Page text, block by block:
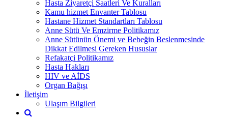
Hasta Ziyaretçi Saatleri Ve Kuralları
Kamu hizmet Envanter Tablosu
Hastane Hizmet Standartları Tablosu
Anne Sütü Ve Emzirme Politikamız
Anne Sütünün Önemi ve Bebeğin Beslenmesinde
Dikkat Edilmesi Gereken Hususlar
Refakatçi Politikamız
Hasta Hakları
HIV ve AİDS
Organ Bağışı
İletişim
Ulaşım Bilgileri